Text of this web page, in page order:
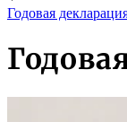
Годовая